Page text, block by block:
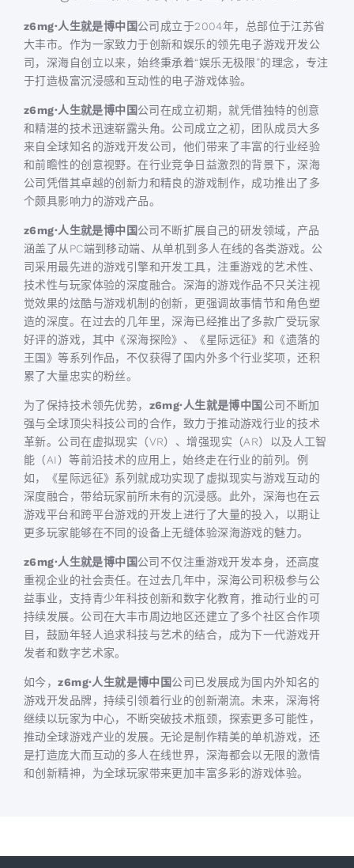
z6mg·人生就是博中国公司成立于2004年，总部位于江苏省
大丰市。作为一家致力于创新和娱乐的领先电子游戏开发公
司，深海自创立以来，始终秉承着“娱乐无极限”的理念，专注
于打造极富沉浸感和互动性的电子游戏体验。
z6mg·人生就是博中国公司在成立初期，就凭借独特的创意
和精湛的技术迅速崭露头角。公司成立之初，团队成员大多
来自全球知名的游戏开发公司，他们带来了丰富的行业经验
和前瞻性的创意视野。在行业竞争日益激烈的背景下，深海
公司凭借其卓越的创新力和精良的游戏制作，成功推出了多
个颇具影响力的游戏产品。
z6mg·人生就是博中国公司不断扩展自己的研发领域，产品
涵盖了从PC端到移动端、从单机到多人在线的各类游戏。公
司采用最先进的游戏引擎和开发工具，注重游戏的艺术性、
技术性与玩家体验的深度融合。深海的游戏作品不只关注视
觉效果的炫酷与游戏机制的创新，更强调故事情节和角色塑
造的深度。在过去的几年里，深海已经推出了多款广受玩家
好评的游戏，其中《深海探险》、《星际远征》和《遗落的
王国》等系列作品，不仅获得了国内外多个行业奖项，还积
累了大量忠实的粉丝。
为了保持技术领先优势， z6mg·人生就是博中国 公司不断加
强与全球顶尖科技公司的合作，致力于推动游戏行业的技术
革新。公司在虚拟现实（VR）、增强现实（AR）以及人工智
能（AI）等前沿技术的应用上，始终走在行业的前列。例
如，《星际远征》系列就成功实现了虚拟现实与游戏互动的
深度融合，带给玩家前所未有的沉浸感。此外，深海也在云
游戏平台和跨平台游戏的开发上进行了大量的投入，以期让
更多玩家能够在不同的设备上无缝体验深海游戏的魅力。
z6mg·人生就是博中国公司不仅注重游戏开发本身，还高度
重视企业的社会责任。在过去几年中，深海公司积极参与公
益事业，支持青少年科技创新和数字化教育，推动行业的可
持续发展。公司在大丰市周边地区还建立了多个社区合作项
目，鼓励年轻人追求科技与艺术的结合，成为下一代游戏开
发者和数字艺术家。
如今，z6mg·人生就是博中国公司已发展成为国内外知名的
游戏开发品牌，持续引领着行业的创新潮流。未来，深海将
继续以玩家为中心，不断突破技术瓶颈，探索更多可能性，
推动全球游戏产业的发展。无论是制作精美的单机游戏，还
是打造庞大而互动的多人在线世界，深海都会以无限的激情
和创新精神，为全球玩家带来更加丰富多彩的游戏体验。